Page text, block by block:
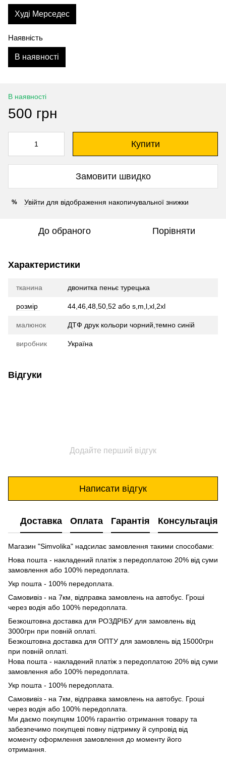
Худі Мерседес
Наявність
В наявності
В наявності
500 грн
Купити
Замовити швидко
% Увійти для відображення накопичувальної знижки
До обраного Порівняти
Характеристики
тканина двонитка пеньє турецька
розмір 44,46,48,50,52 або s,m,l,xl,2xl
малюнок ДТФ друк кольори чорний,темно синій
виробник Україна
Відгуки
Додайте перший відгук
Написати відгук
Доставка Оплата Гарантія Консультація
Магазин "Simvolika" надсилає замовлення такими способами:
Нова пошта - накладений платіж з передоплатою 20% від суми
замовлення або 100% передоплата.
Укр пошта - 100% передоплата.
Самовивіз - на 7км, відправка замовлень на автобус. Гроші
через водія або 100% передоплата.
Безкоштовна доставка для РОЗДРІБУ для замовлень від
3000грн при повній оплаті.
Безкоштовна доставка для ОПТУ для замовлень від 15000грн
при повній оплаті.
Нова пошта - накладений платіж з передоплатою 20% від суми
замовлення або 100% передоплата.
Укр пошта - 100% передоплата.
Самовивіз - на 7км, відправка замовлень на автобус. Гроші
через водія або 100% передоплата.
Ми даємо покупцям 100% гарантію отримання товару та
забезпечимо покупцеві повну підтримку й супровід від
моменту оформлення замовлення до моменту його
отримання.